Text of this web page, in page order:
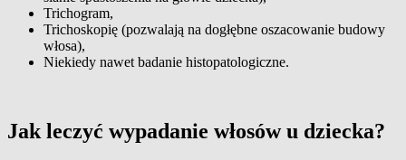
Trichogram,
Trichoskopię (pozwalają na dogłębne oszacowanie budowy
włosa),
Niekiedy nawet badanie histopatologiczne.
Jak leczyć wypadanie włosów u dziecka?